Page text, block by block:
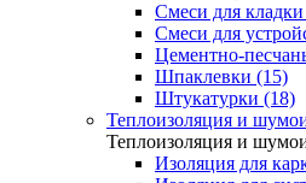
Смеси для
Смеси для
Цементно-
Шпаклевки (15)
Штукатурки (18)
Теплоизоляция и
Теплоизоляция и
Изоляция для